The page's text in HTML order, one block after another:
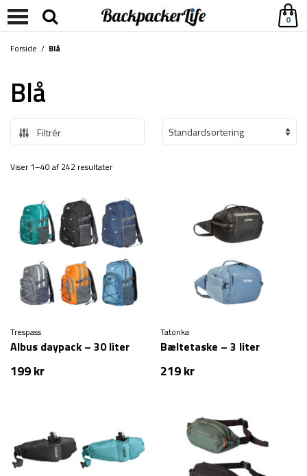
0
Forside / Blå
Blå
Filtrér
Viser 1–40 af 242 resultater
Trespass
Albus daypack – 30 liter
199kr
Tatonka
Bæltetaske – 3 liter
219kr